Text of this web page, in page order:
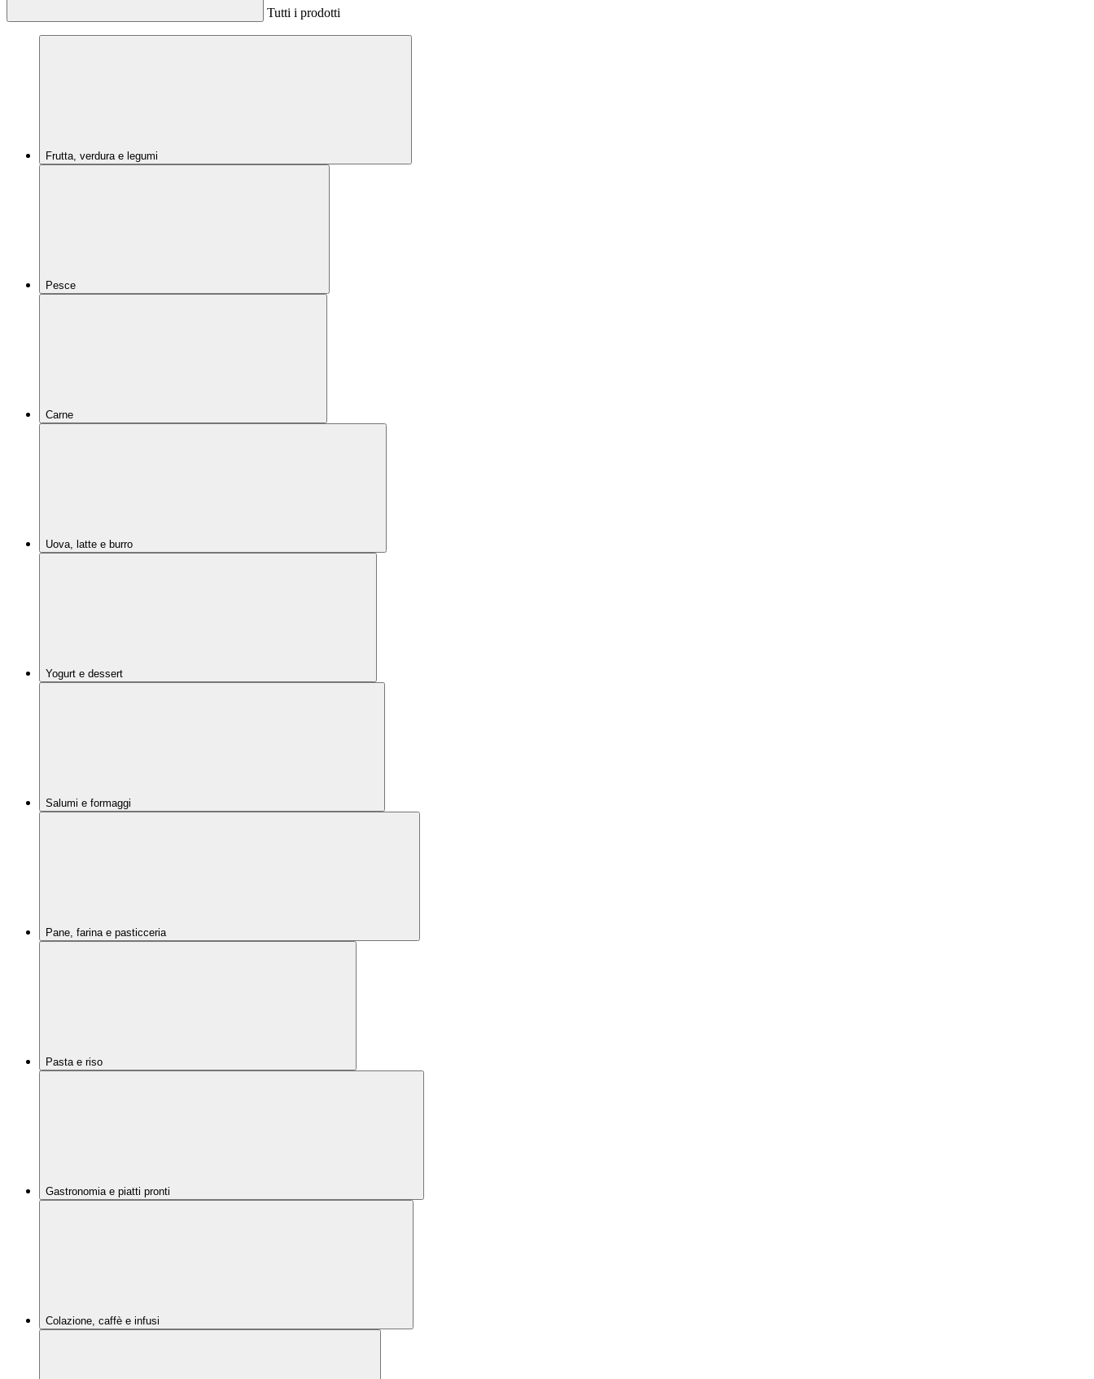
Tutti i prodotti
Frutta, verdura e legumi
Pesce
Carne
Uova, latte e burro
Yogurt e dessert
Salumi e formaggi
Pane, farina e pasticceria
Pasta e riso
Gastronomia e piatti pronti
Colazione, caffè e infusi